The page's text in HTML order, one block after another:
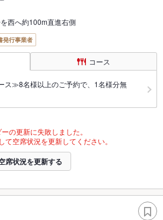
西へ約100m直進右側
発行事業者
コース
ス≫8名様以上のご予約で、1名様分無
の更新に失敗しました。
て空席状況を更新してください。
席状況を更新する